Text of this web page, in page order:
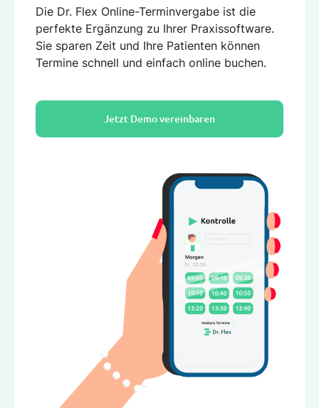
Die Dr. Flex Online-Terminvergabe ist die
perfekte Ergänzung zu Ihrer Praxissoftware.
Sie sparen Zeit und Ihre Patienten können
Termine schnell und einfach online buchen.
Jetzt Demo vereinbaren